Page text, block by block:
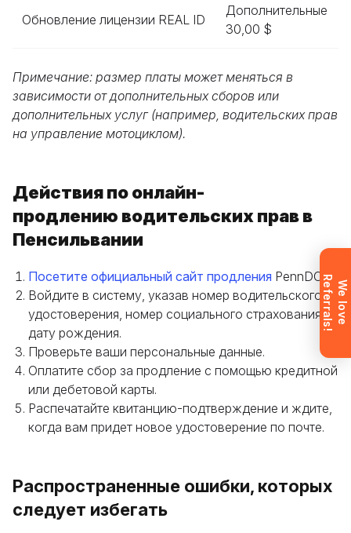
Обновление лицензии REAL ID
Дополнительные
30,00 $
Примечание: размер платы может меняться в
зависимости от дополнительных сборов или
дополнительных услуг (например, водительских прав
на управление мотоциклом).
Действия по онлайн-
продлению водительских прав в
Пенсильвании
Посетите официальный сайт продления PennDOT .
Войдите в систему, указав номер водительского
удостоверения, номер социального страхования и
дату рождения.
Проверьте ваши персональные данные.
Оплатите сбор за продление с помощью кредитной
или дебетовой карты.
Распечатайте квитанцию-подтверждение и ждите,
когда вам придет новое удостоверение по почте.
Распространенные ошибки, которых
следует избегать
бесплатную консультацию о процессе
обучения и возможностях трудоустройства
после окончания курса. Или позвоните нам
напрямую по телефону
украинском и русском языках.
Запрос отправлен
Заявка отправлена. Мы скоро
свяжемся с вами, чтобы ответить на
все вопросы.
Зарегистрируйтесь и сразу
получите доступ (после
подтверждения почты).
Ознакомьтесь
W
e
l
o
v
e
Re
f
e
r
r
a
l
s
!